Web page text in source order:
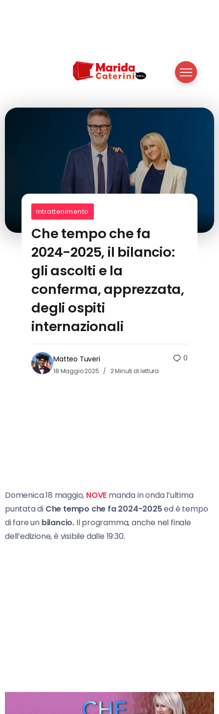
Intrattenimento
Che tempo che fa
2024-2025, il bilancio:
gli ascolti e la
conferma, apprezzata,
degli ospiti
internazionali
Matteo Tuveri
18 Maggio 2025 2 Minuti di lettura
0
Domenica 18 maggio, NOVE manda in onda l’ultima
puntata di Che tempo che fa 2024-2025ed è tempo
di fare un bilancio. Il programma, anche nel finale
dell’edizione, è visibile dalle 19:30.